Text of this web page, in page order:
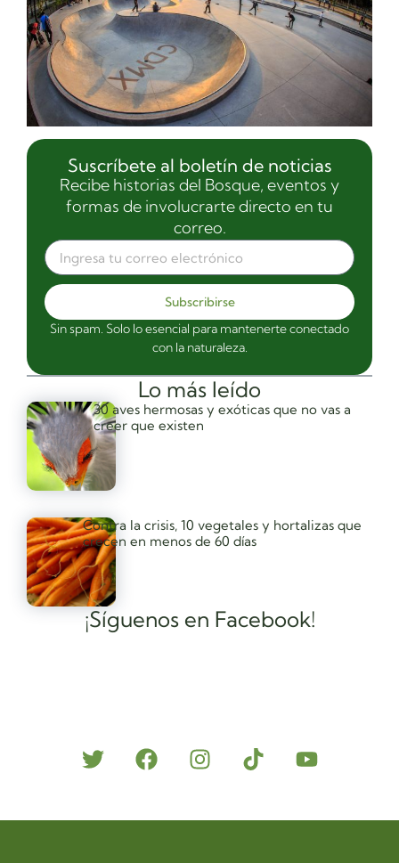
¡Síguenos en Facebook!
Lo más leído
30 aves hermosas y exóticas que no vas a
creer que existen
Contra la crisis, 10 vegetales y hortalizas que
crecen en menos de 60 días
Suscríbete al boletín de noticias
Recibe historias del Bosque, eventos y
formas de involucrarte directo en tu
correo.
Subscribirse
Sin spam. Solo lo esencial para mantenerte conectado
con la naturaleza.